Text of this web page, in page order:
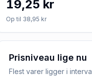
19,25 kr
Op til 38,95 kr
Prisniveau lige nu
Flest varer ligger i